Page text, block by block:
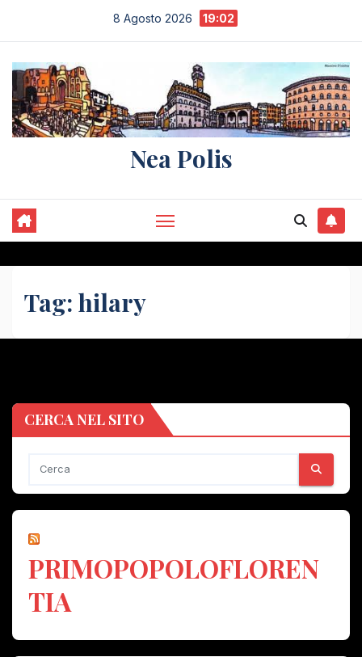
contenuto
8 Agosto 2026 19:02
Nea Polis
Tag: hilary
CERCA NEL SITO
PRIMOPOPOLOFLOREN
TIA